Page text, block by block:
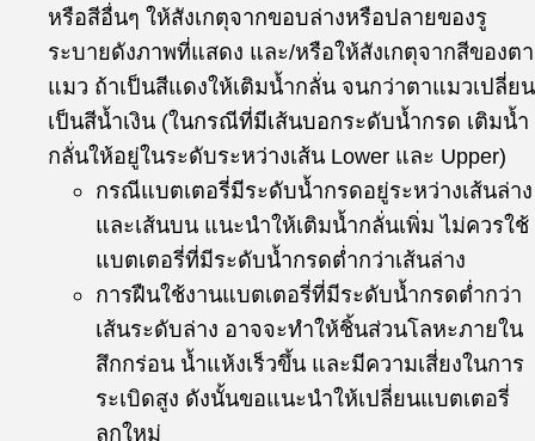
หรือสีอื่นๆ ให้สังเกตุจากขอบล่างหรือปลายของรู
ระบายดังภาพที่แสดง และ/หรือให้สังเกตุจากสีของตา
แมว ถ้าเป็นสีแดงให้เติมน้ำกลั่น จนกว่าตาแมวเปลี่ยน
เป็นสีน้ำเงิน (ในกรณีที่มีเส้นบอกระดับน้ำกรด เติมน้ำ
กลั่นให้อยู่ในระดับระหว่างเส้น Lower และ Upper)
กรณีแบตเตอรี่มีระดับน้ำกรดอยู่ระหว่างเส้นล่าง
และเส้นบน แนะนำให้เติมน้ำกลั่นเพิ่ม ไม่ควรใช้
แบตเตอรี่ที่มีระดับน้ำกรดต่ำกว่าเส้นล่าง
การฝืนใช้งานแบตเตอรี่ที่มีระดับน้ำกรดต่ำกว่า
เส้นระดับล่าง อาจจะทำให้ชิ้นส่วนโลหะภายใน
สึกกร่อน น้ำแห้งเร็วขึ้น และมีความเสี่ยงในการ
ระเบิดสูง ดังนั้นขอแนะนำให้เปลี่ยนแบตเตอรี่
ลูกใหม่